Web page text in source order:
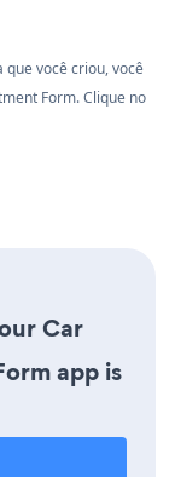
que você criou, você
Form. Clique no
Car
app is